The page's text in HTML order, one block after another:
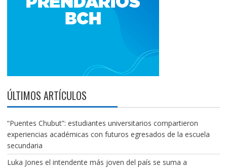
ÚLTIMOS ARTÍCULOS
“Puentes Chubut”: estudiantes universitarios compartieron
experiencias académicas con futuros egresados de la escuela
secundaria
Luka Jones el intendente más joven del país se suma a